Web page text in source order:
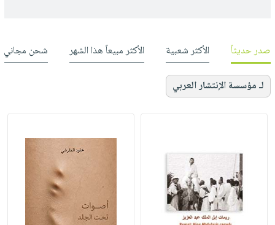
صدر حديثاً الأكثر شعبية الأكثر مبيعاً هذا الشهر شحن مجاني
لـ مؤسسة الإنتشار العربي